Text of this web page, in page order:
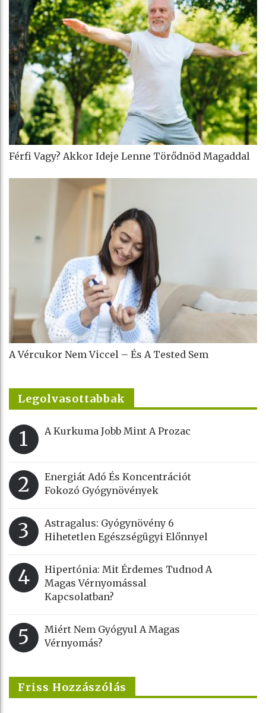
Férfi Vagy? Akkor Ideje Lenne Törődnöd Magaddal
A Vércukor Nem Viccel – És A Tested Sem
Legolvasottabbak
1 A Kurkuma Jobb Mint A Prozac
2
Energiát Adó És Koncentrációt
Fokozó Gyógynövények
3
Astragalus: Gyógynövény 6
Hihetetlen Egészségügyi Előnnyel
4
Hipertónia: Mit Érdemes Tudnod A
Magas Vérnyomással
Kapcsolatban?
5
Miért Nem Gyógyul A Magas
Vérnyomás?
Friss Hozzászólás